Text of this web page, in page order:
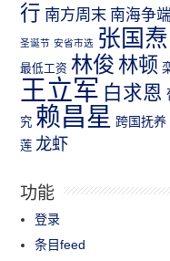
行 南方周末 南海争端
圣诞节 安省市选 张国焘
最低工资 林俊 林顿
王立军 白求恩
究 赖昌星 跨国抚养
莲 龙虾
功能
登录
条目feed